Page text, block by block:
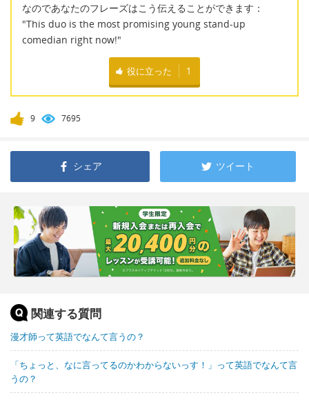
なのであなたのフレーズはこう伝えることができます：
"This duo is the most promising young stand-up
comedian right now!"
役に立った 1
9 7695
シェア ツイート
関連する質問
漫才師って英語でなんて言うの？
「ちょっと、なに言ってるのかわからないっす！」って英語でなんて言
うの？